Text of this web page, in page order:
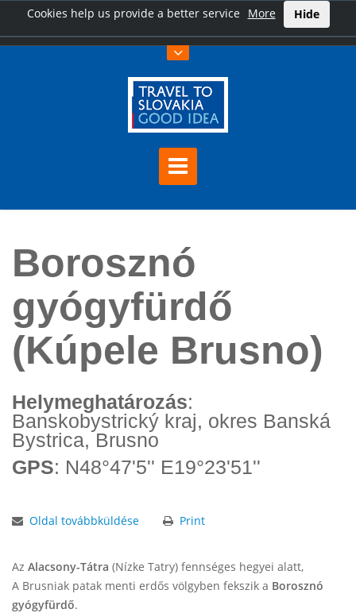
Cookies help us provide a better service More Hide
Borosznó gyógyfürdő (Kúpele Brusno)
Borosznó
gyógyfürdő
(Kúpele Brusno)
Helymeghatározás:
Banskobystrický kraj, okres Banská
Bystrica, Brusno
GPS: N48°47'5'' E19°23'51''
Oldal továbbküldése Print
Az Alacsony-Tátra (Nízke Tatry) fennséges hegyei alatt,
A Brusniak patak menti erdős völgyben fekszik a Borosznó
gyógyfürdő.